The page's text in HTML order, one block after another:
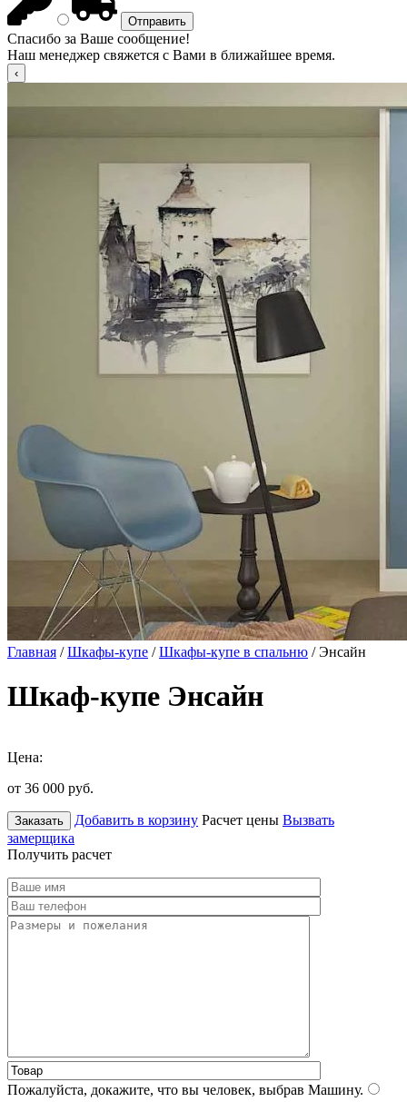
Спасибо за Ваше сообщение!
Наш менеджер свяжется с Вами в ближайшее время.
Главная /Шкафы-купе /Шкафы-купе в спальню / Энсайн
Шкаф-купе Энсайн
Цена:
от 36 000 руб.
Заказать Добавить в корзину Расчет цены Вызвать
замерщика
Получить расчет
Пожалуйста, докажите, что вы человек, выбрав Машину.